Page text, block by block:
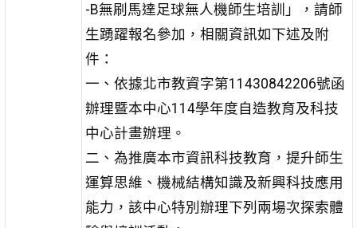
-B無刷馬達足球無人機師生培訓」，請師
生踴躍報名參加，相關資訊如下述及附
件：
一、依據北市教資字第11430842206號函
辦理暨本中心114學年度自造教育及科技
中心計畫辦理。
二、為推廣本市資訊科技教育，提升師生
運算思維、機械結構知識及新興科技應用
能力，該中心特別辦理下列兩場次探索體